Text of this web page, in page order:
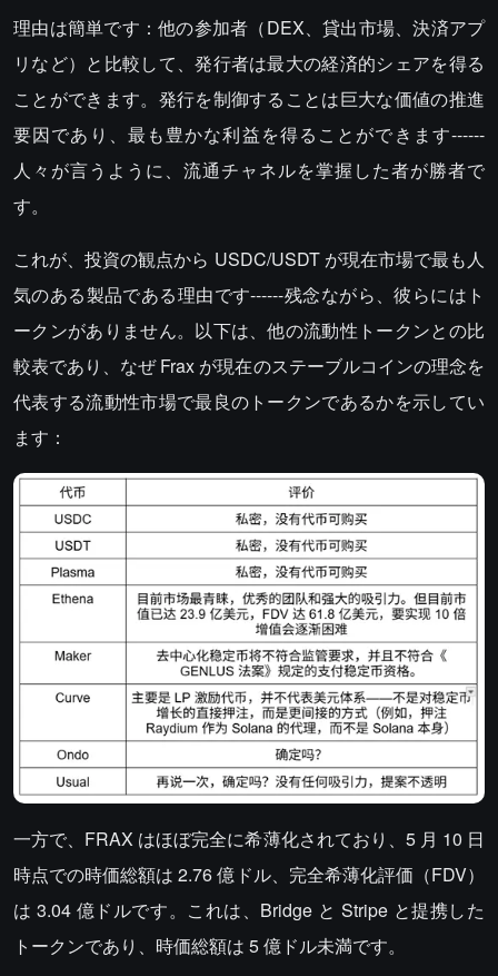
理由は簡単です：他の参加者（DEX、貸出市場、決済アプ
リなど）と比較して、発行者は最大の経済的シェアを得る
ことができます。発行を制御することは巨大な価値の推進
要因であり、最も豊かな利益を得ることができます------
人々が言うように、流通チャネルを掌握した者が勝者で
す。
これが、投資の観点から USDC/USDT が現在市場で最も人
気のある製品である理由です------残念ながら、彼らにはト
ークンがありません。以下は、他の流動性トークンとの比
較表であり、なぜ Frax が現在のステーブルコインの理念を
代表する流動性市場で最良のトークンであるかを示してい
ます：
一方で、FRAX はほぼ完全に希薄化されており、5 月 10 日
時点での時価総額は 2.76 億ドル、完全希薄化評価（FDV）
は 3.04 億ドルです。これは、Bridge と Stripe と提携した
トークンであり、時価総額は 5 億ドル未満です。